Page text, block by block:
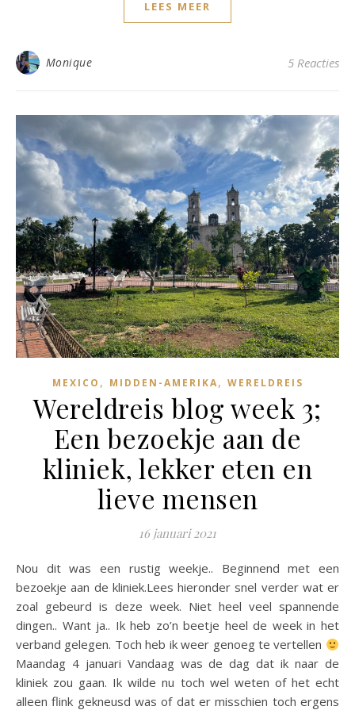
LEES MEER
Monique 5 Reacties
MEXICO , MIDDEN-AMERIKA, WERELDREIS
Wereldreis blog week 3;
Een bezoekje aan de
kliniek, lekker eten en
lieve mensen
16 januari 2021
Nou dit was een rustig weekje.. Beginnend met een
bezoekje aan de kliniek.Lees hieronder snel verder wat er
zoal gebeurd is deze week. Niet heel veel spannende
dingen.. Want ja.. Ik heb zo’n beetje heel de week in het
verband gelegen. Toch heb ik weer genoeg te vertellen
Maandag 4 januari Vandaag was de dag dat ik naar de
kliniek zou gaan. Ik wilde nu toch wel weten of het echt
alleen flink gekneusd was of dat er misschien toch ergens